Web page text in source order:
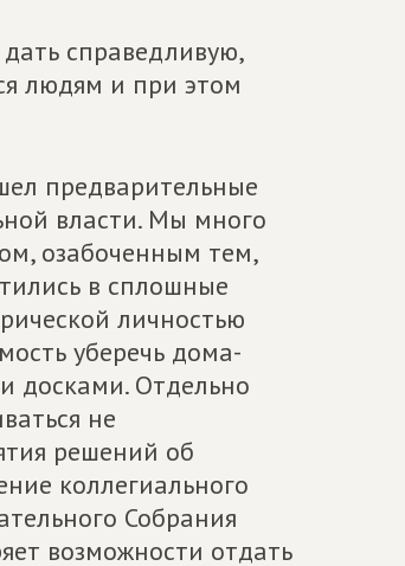
справедливую,
людям и при этом
предварительные
власти. Мы много
озабоченным тем,
в сплошные
личностью
уберечь дома-
досками. Отдельно
не
решений об
коллегиального
Собрания
возможности отдать